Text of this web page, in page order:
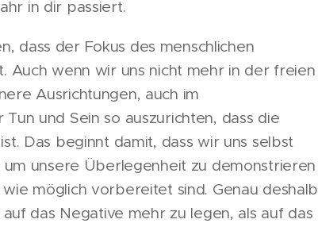
in dir passiert.
dass der Fokus des menschlichen
Auch wenn wir uns nicht mehr in der freien
Ausrichtungen, auch im
und Sein so auszurichten, dass die
Das beginnt damit, dass wir uns selbst
unsere Überlegenheit zu demonstrieren
möglich vorbereitet sind. Genau deshalb
das Negative mehr zu legen, als auf das